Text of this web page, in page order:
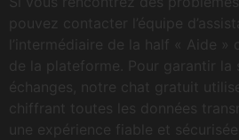
pouvez contacter l’équipe
l’intermédiaire de la half « Aide »
de la plateforme. Pour garantir la
échanges, notre chat gratuit
chiffrant toutes les données
une expérience fiable et